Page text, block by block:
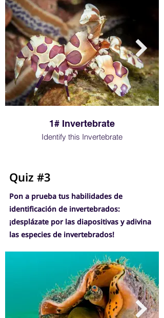
1# Invertebrate
Identify this Invertebrate
Quiz #3
Pon a prueba tus habilidades de
identificación de invertebrados:
¡desplázate por las diapositivas y adivina
las especies de invertebrados!